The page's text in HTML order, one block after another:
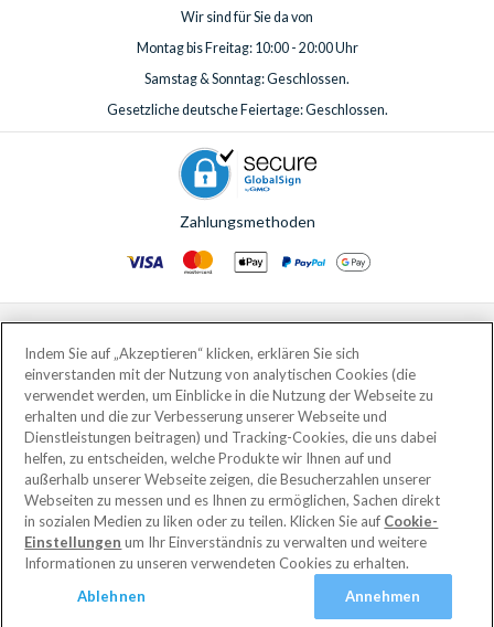
Wir sind für Sie da von
Montag bis Freitag: 10:00 - 20:00 Uhr
Samstag & Sonntag: Geschlossen.
Gesetzliche deutsche Feiertage: Geschlossen.
Zahlungsmethoden
© AttractionTickets.com 2002 - 2026
Eingetragener Firmensitz: 2nd Floor Nucleus House, 2 Lower Mortlake Road,
Richmond, United Kingdom, TW9 2JA.
AttractionTickets.com is a trading name of Attraction Tickets LTD, who are
the owners of UK Trademark Registration Nos. 3427114 and 3427117.
Registered in England with registered number 4390984 and VAT Number
795922965.
Indem Sie auf „Akzeptieren“ klicken, erklären Sie sich
einverstanden mit der Nutzung von analytischen Cookies (die
verwendet werden, um Einblicke in die Nutzung der Webseite zu
erhalten und die zur Verbesserung unserer Webseite und
Dienstleistungen beitragen) und Tracking-Cookies, die uns dabei
helfen, zu entscheiden, welche Produkte wir Ihnen auf und
außerhalb unserer Webseite zeigen, die Besucherzahlen unserer
Webseiten zu messen und es Ihnen zu ermöglichen, Sachen direkt
in sozialen Medien zu liken oder zu teilen. Klicken Sie auf Cookie-
Einstellungen um Ihr Einverständnis zu verwalten und weitere
Informationen zu unseren verwendeten Cookies zu erhalten.
Ablehnen
Annehmen